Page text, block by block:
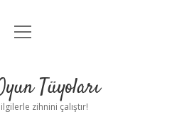
Anasayfa
Uyarı
menüyü
Tüyoları
zihnini çalıştır!